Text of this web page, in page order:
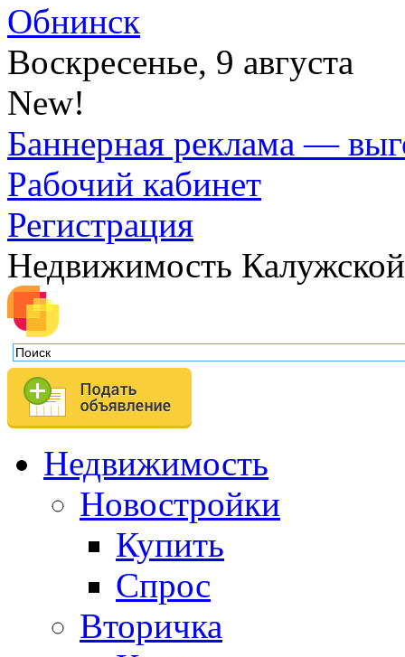
Обнинск
Воскресенье, 9 августа
New!
Баннерная реклама —
Рабочий кабинет
Регистрация
Недвижимость
Недвижимость
Новостройки
Купить
Спрос
Вторичка